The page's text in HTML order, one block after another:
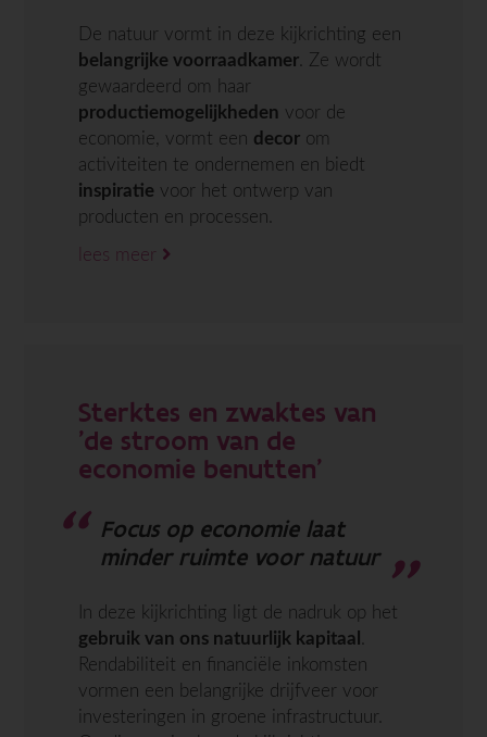
De natuur vormt in deze kijkrichting een
belangrijke voorraadkamer . Ze wordt
gewaardeerd om haar
productiemogelijkheden voor de
economie, vormt een decor om
activiteiten te ondernemen en biedt
inspiratie voor het ontwerp van
producten en processen.
lees meer
Sterktes en zwaktes van
'de stroom van de
economie benutten’
Focus op economie laat
minder ruimte voor natuur
In deze kijkrichting ligt de nadruk op het
gebruik van ons natuurlijk kapitaal
Rendabiliteit en financiële inkomsten
vormen een belangrijke drijfveer voor
investeringen in groene infrastructuur.